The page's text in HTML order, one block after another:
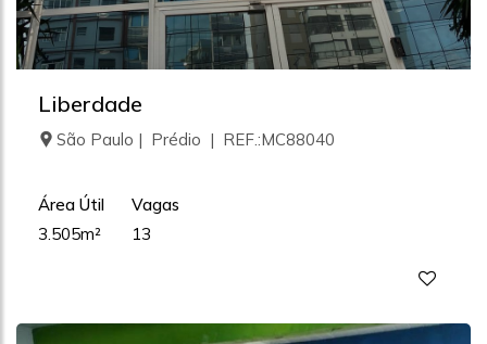
Liberdade
São Paulo | Prédio | REF.:MC88040
Área Útil
3.505m²
Vagas
13